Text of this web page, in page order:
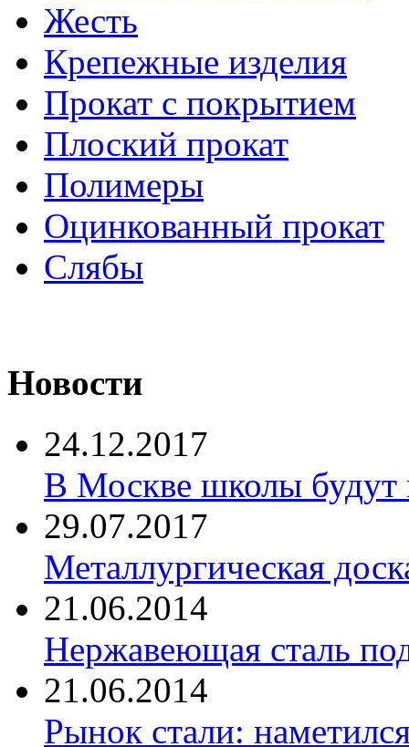
Жесть
Крепежные изделия
Прокат с покрытием
Плоский прокат
Полимеры
Оцинкованный прокат
Слябы
Новости
24.12.2017
В Москве школы будут
29.07.2017
Металлургическая
21.06.2014
Нержавеющая сталь
21.06.2014
Рынок стали: